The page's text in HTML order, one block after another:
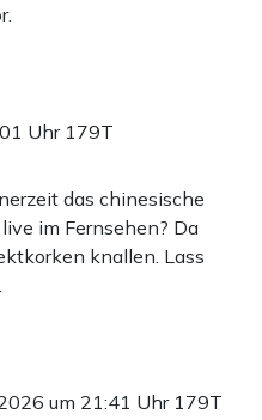
Uhr 179T
das chinesische
im Fernsehen? Da
knallen. Lass
um 21:41 Uhr 179T